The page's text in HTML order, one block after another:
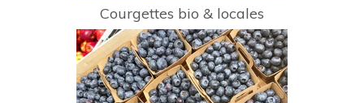
Courgettes bio & locales